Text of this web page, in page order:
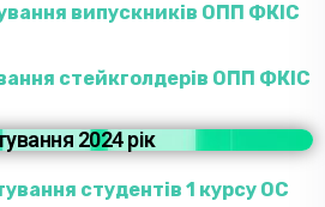
випускників ОПП ФКІС
стейкголдерів ОПП ФКІС
2024 рік
студентів 1 курсу ОС